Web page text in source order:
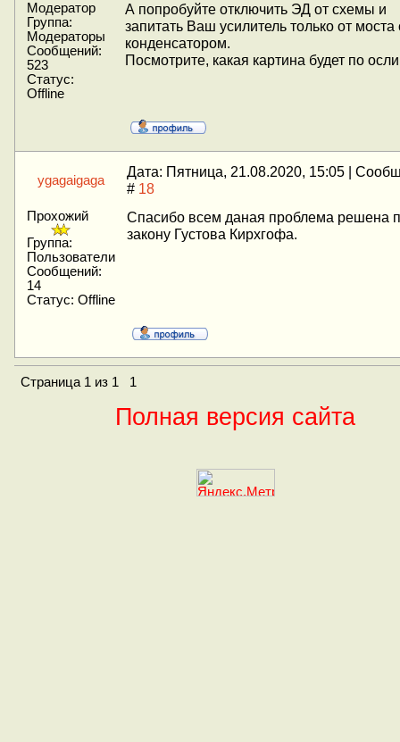
Модератор
Группа:
Модераторы
Сообщений:
523
Статус:
Offline
А попробуйте отключить ЭД от схемы и
запитать Ваш усилитель только от моста
конденсатором.
Посмотрите, какая картина будет по
ygagaigaga
Дата: Пятница, 21.08.2020, 15:05 |
# 18
Прохожий
Группа:
Пользователи
Сообщений:
14
Статус: Offline
Спасибо всем даная проблема решена
закону Густова Кирхгофа.
Страница 1 из 1 1
Полная версия сайта